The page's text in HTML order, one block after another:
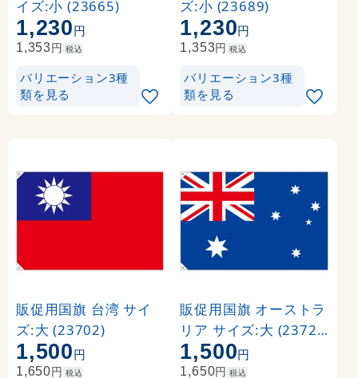
イズ:小 (23665)
1,230円
1,353円 税込
バリエーション3種
類を見る
ズ:小 (23689)
1,230円
1,353円 税込
バリエーション3種
類を見る
販促用国旗 台湾 サイ
ズ:大 (23702)
1,500円
1,650円 税込
販促用国旗 オーストラ
リア サイズ:大 (23723
)
1,500円
1,650円 税込